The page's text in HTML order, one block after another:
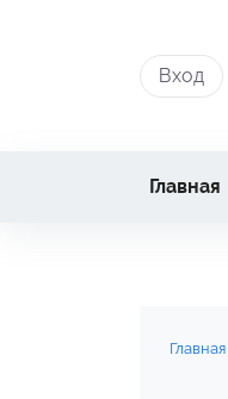
Вход
Главная
Главная